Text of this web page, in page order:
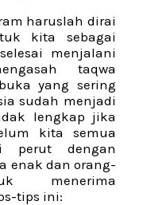
haruslah dirai
kita sebagai
menjalani
taqwa
yang sering
sudah menjadi
lengkap jika
kita semua
perut dengan
enak dan orang-
menerima
tips ini: